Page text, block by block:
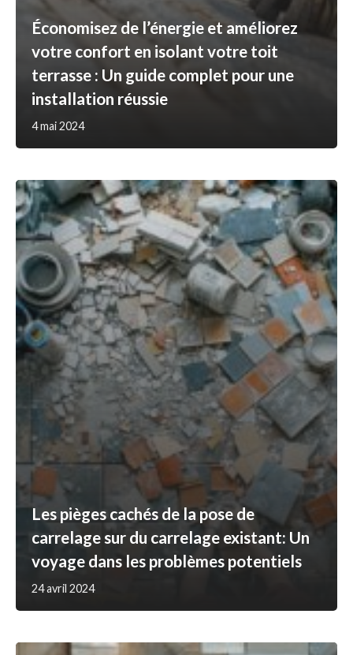
Économisez de l’énergie et améliorez
votre confort en isolant votre toit
terrasse : Un guide complet pour une
installation réussie
4 mai 2024
Les pièges cachés de la pose de
carrelage sur du carrelage existant: Un
voyage dans les problèmes potentiels
24 avril 2024